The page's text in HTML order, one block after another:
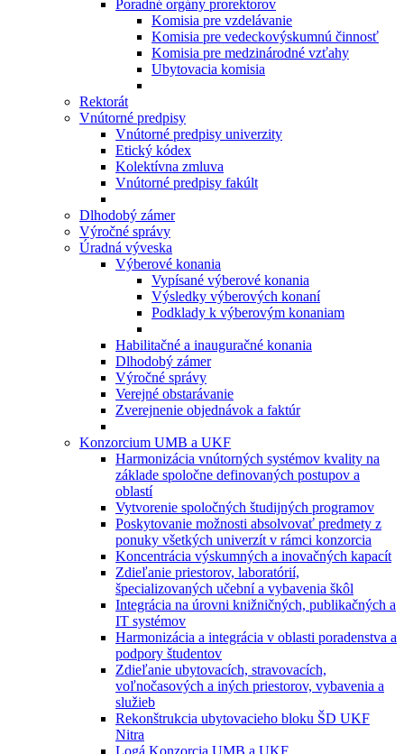
Poradné orgány prorektorov
Komisia pre vzdelávanie
Komisia pre vedeckovýskumnú činnosť
Komisia pre medzinárodné vzťahy
Ubytovacia komisia
Rektorát
Vnútorné predpisy
Vnútorné predpisy univerzity
Etický kódex
Kolektívna zmluva
Vnútorné predpisy fakúlt
Dlhodobý zámer
Výročné správy
Úradná výveska
Výberové konania
Vypísané výberové konania
Výsledky výberových konaní
Podklady k výberovým konaniam
Habilitačné a inauguračné konania
Dlhodobý zámer
Výročné správy
Verejné obstarávanie
Zverejnenie objednávok a faktúr
Konzorcium UMB a UKF
Harmonizácia vnútorných systémov kvality na
základe spoločne definovaných postupov a
oblastí
Vytvorenie spoločných študijných programov
Poskytovanie možnosti absolvovať predmety z
ponuky všetkých univerzít v rámci konzorcia
Koncentrácia výskumných a inovačných kapacít
Zdieľanie priestorov, laboratórií,
špecializovaných učební a vybavenia škôl
Integrácia na úrovni knižničných, publikačných a
IT systémov
Harmonizácia a integrácia v oblasti poradenstva a
podpory študentov
Zdieľanie ubytovacích, stravovacích,
voľnočasových a iných priestorov, vybavenia a
služieb
Rekonštrukcia ubytovacieho bloku ŠD UKF
Nitra
Logá Konzorcia UMB a UKF